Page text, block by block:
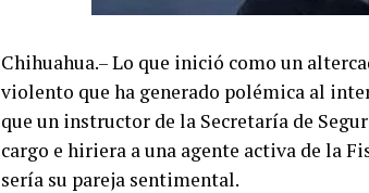
Chihuahua.– Lo que inició como un
violento que ha generado polémica al
que un instructor de la Secretaría de
cargo e hiriera a una agente activa de la
sería su pareja sentimental.